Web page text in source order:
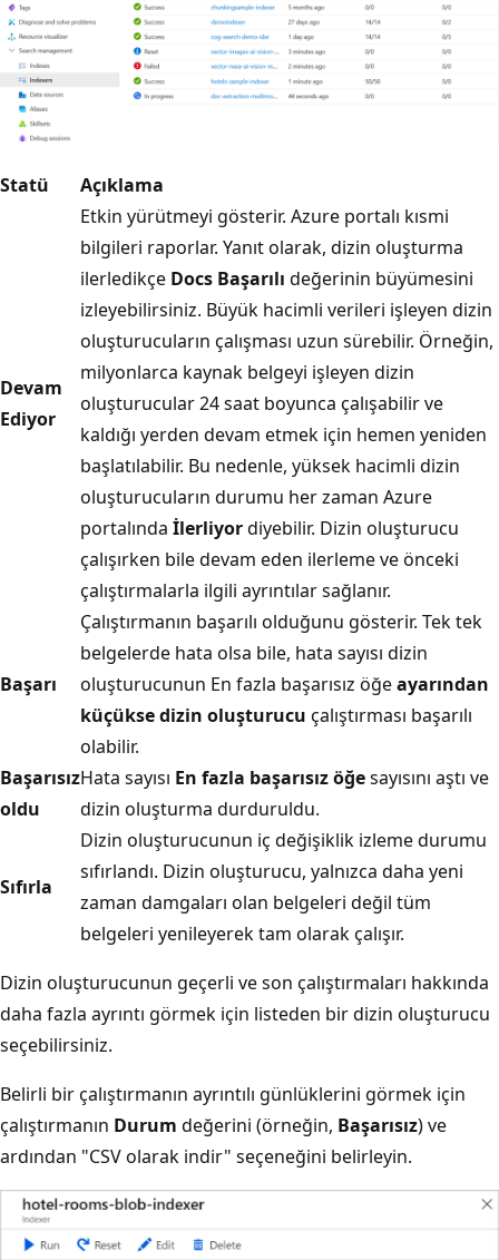
Statü Açıklama
Devam
Ediyor
Etkin yürütmeyi gösterir. Azure portalı kısmi
bilgileri raporlar. Yanıt olarak, dizin oluşturma
ilerledikçe Docs Başarılı değerinin büyümesini
izleyebilirsiniz. Büyük hacimli verileri işleyen dizin
oluşturucuların çalışması uzun sürebilir. Örneğin,
milyonlarca kaynak belgeyi işleyen dizin
oluşturucular 24 saat boyunca çalışabilir ve
kaldığı yerden devam etmek için hemen yeniden
başlatılabilir. Bu nedenle, yüksek hacimli dizin
oluşturucuların durumu her zaman Azure
portalında İlerliyordiyebilir. Dizin oluşturucu
çalışırken bile devam eden ilerleme ve önceki
çalıştırmalarla ilgili ayrıntılar sağlanır.
Başarı
Çalıştırmanın başarılı olduğunu gösterir. Tek tek
belgelerde hata olsa bile, hata sayısı dizin
oluşturucunun En fazla başarısız öğeayarından
küçükse dizin oluşturucu çalıştırması başarılı
olabilir.
Başarısız
oldu
Hata sayısı En fazla başarısız öğesayısını aştı ve
dizin oluşturma durduruldu.
Sıfırla
Dizin oluşturucunun iç değişiklik izleme durumu
sıfırlandı. Dizin oluşturucu, yalnızca daha yeni
zaman damgaları olan belgeleri değil tüm
belgeleri yenileyerek tam olarak çalışır.
Dizin oluşturucunun geçerli ve son çalıştırmaları hakkında
daha fazla ayrıntı görmek için listeden bir dizin oluşturucu
seçebilirsiniz.
Belirli bir çalıştırmanın ayrıntılı günlüklerini görmek için
çalıştırmanın Durum değerini (örneğin, Başarısız) ve
ardından "CSV olarak indir" seçeneğini belirleyin.